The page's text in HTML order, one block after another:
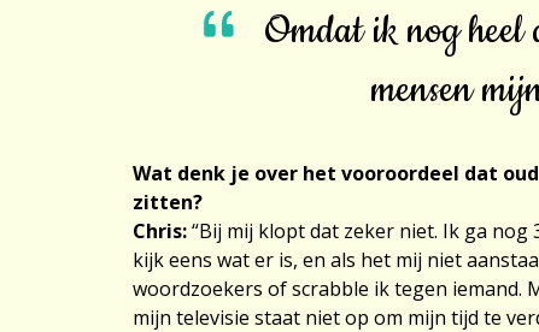
Omdat ik nog heel
mensen
Wat denk je over het vooroordeel dat
zitten?
Chris:“Bij mij klopt dat zeker niet. Ik ga nog
kijk eens wat er is, en als het mij niet
woordzoekers of scrabble ik tegen iemand.
mijn televisie staat niet op om mijn tijd te